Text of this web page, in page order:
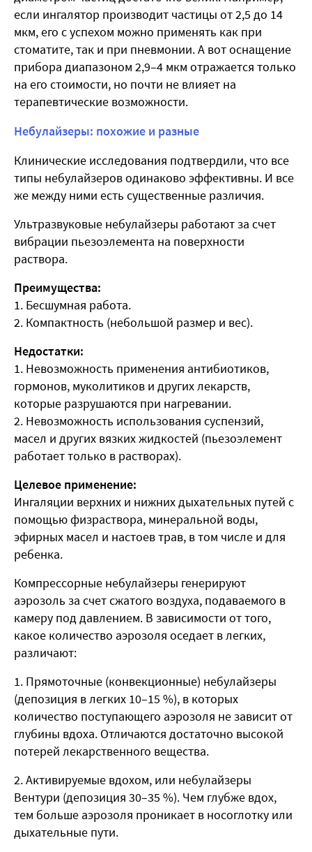
если ингалятор производит частицы от 2,5 до 14
мкм, его с успехом можно применять как при
стоматите, так и при пневмонии. А вот оснащение
прибора диапазоном 2,9–4 мкм отражается только
на его стоимости, но почти не влияет на
терапевтические возможности.
Небулайзеры: похожие и разные
Клинические исследования подтвердили, что все
типы небулайзеров одинаково эффективны. И все
же между ними есть существенные различия.
Ультразвуковые небулайзеры работают за счет
вибрации пьезоэлемента на поверхности
раствора.
Преимущества:
1. Бесшумная работа.
2. Компактность (небольшой размер и вес).
Недостатки:
1. Невозможность применения антибиотиков,
гормонов, муколитиков и других лекарств,
которые разрушаются при нагревании.
2. Невозможность использования суспензий,
масел и других вязких жидкостей (пьезоэлемент
работает только в растворах).
Целевое применение:
Ингаляции верхних и нижних дыхательных путей с
помощью физраствора, минеральной воды,
эфирных масел и настоев трав, в том числе и для
ребенка.
Компрессорные небулайзеры генерируют
аэрозоль за счет сжатого воздуха, подаваемого в
камеру под давлением. В зависимости от того,
какое количество аэрозоля оседает в легких,
различают:
1. Прямоточные (конвекционные) небулайзеры
(депозиция в легких 10–15 %), в которых
количество поступающего аэрозоля не зависит от
глубины вдоха. Отличаются достаточно высокой
потерей лекарственного вещества.
2. Активируемые вдохом, или небулайзеры
Вентури (депозиция 30–35 %). Чем глубже вдох,
тем больше аэрозоля проникает в носоглотку или
дыхательные пути.